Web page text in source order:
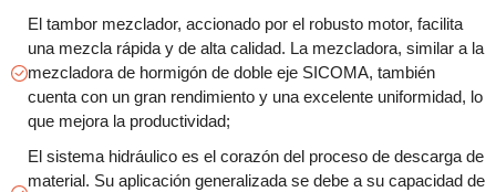
El tambor mezclador, accionado por el robusto motor, facilita
una mezcla rápida y de alta calidad. La mezcladora, similar a la
mezcladora de hormigón de doble eje SICOMA, también
cuenta con un gran rendimiento y una excelente uniformidad, lo
que mejora la productividad;
El sistema hidráulico es el corazón del proceso de descarga de
material. Su aplicación generalizada se debe a su capacidad de